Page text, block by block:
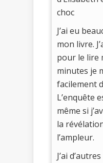
choc
J’ai eu
mon livre.
pour le lire
minutes je
facilement
L’enquête
même si
la
l’ampleur.
J’ai